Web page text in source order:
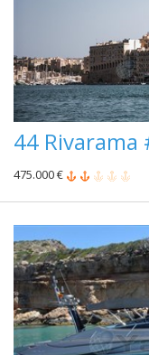
44 Rivarama
475.000 €